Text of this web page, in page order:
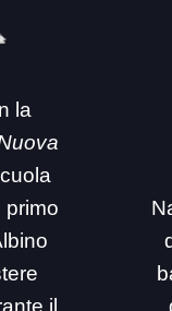
la
primo
il